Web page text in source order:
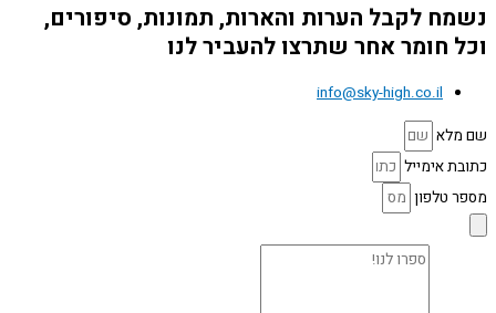
נשמח לקבל הערות והארות, תמונות, סיפורים,
וכל חומר אחר שתרצו להעביר לנו
info@sky-high.co.il
שם מלא
כתובת אימייל
מספר טלפון